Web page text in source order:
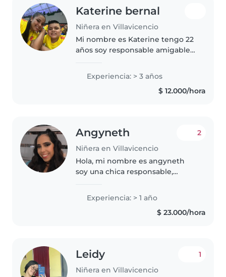
Katerine bernal
Niñera en Villavicencio
Mi nombre es Katerine tengo 22
años soy responsable amigable
niños a superar sus habilidades
Experiencia: > 3 años
$ 12.000/hora
Angyneth
Niñera en Villavicencio
2
Hola, mi nombre es angyneth
soy una chica responsable,
paciente y dedicada, me
encantan los Niños soy bastante
cuidadosa con ellos, quiero que
Experiencia: > 1 año
$ 23.000/hora
Leidy
Niñera en Villavicencio
1